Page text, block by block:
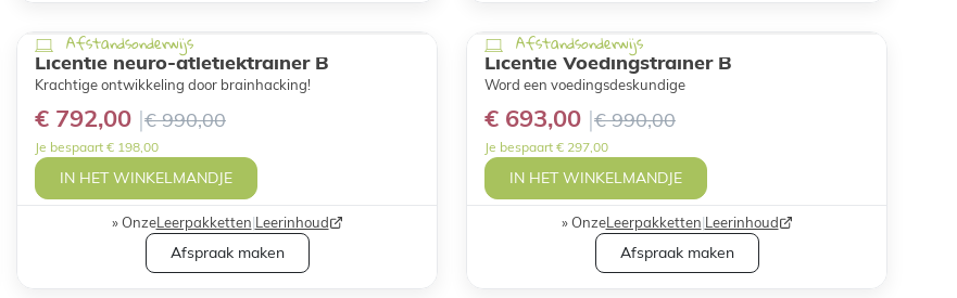
Afstandsonderwijs
Licentie neuro-atletiektrainer B
Krachtige ontwikkeling door brainhacking!
€ 792,00 € 990,00
Je bespaart € 198,00
IN HET WINKELMANDJE
OnzeLeerpakketten|Leerinhoud
Afspraak maken
Afstandsonderwijs
Licentie Voedingstrainer B
Word een voedingsdeskundige
€ 693,00 € 990,00
Je bespaart € 297,00
IN HET WINKELMANDJE
OnzeLeerpakketten|Leerinhoud
Afspraak maken